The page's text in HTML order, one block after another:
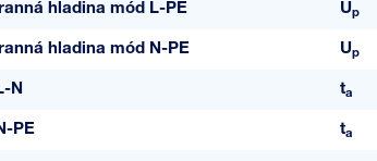
hladina mód L-PE Up
hladina mód N-PE Up
N ta
PE ta